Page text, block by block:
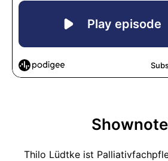
Thilo Lüdtke ist